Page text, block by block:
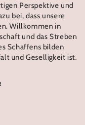
Perspektive und
bei, dass unsere
Willkommen in
und das Streben
Schaffens bilden
und Geselligkeit ist.